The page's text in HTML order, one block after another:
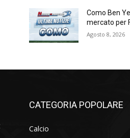
Como Ben
mercato per
Agosto 8, 2026
CATEGORIA POPOLARE
Calcio